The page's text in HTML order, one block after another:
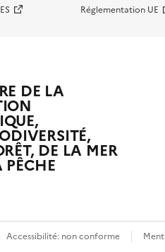
Réglementation UE
DE LA
DE LA MER
PÊCHE
Accessibilité: non conforme